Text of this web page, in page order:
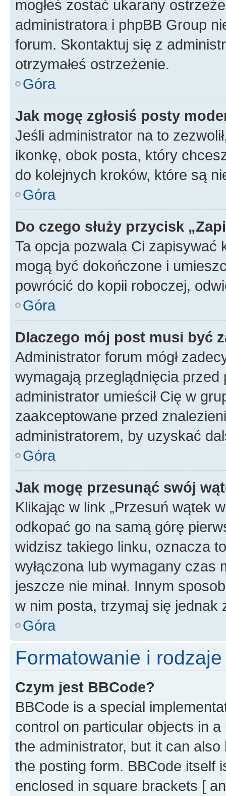
mogłeś zostać ukarany
administratora i phpBB Group
forum. Skontaktuj się z
otrzymałeś ostrzeżenie.
Góra
Jak mogę zgłosiś posty
Jeśli administrator na to
ikonkę, obok posta, który
do kolejnych kroków, które są
Góra
Do czego służy przycisk
Ta opcja pozwala Ci zapisywać
mogą być dokończone i
powrócić do kopii roboczej,
Góra
Dlaczego mój post musi być
Administrator forum mógł
wymagają przeglądnięcia
administrator umieścił Cię w
zaakceptowane przed
administratorem, by uzyskać
Góra
Jak mogę przesunąć swój
Klikając w link „Przesuń wątek
odkopać go na samą górę
widzisz takiego linku, oznacza
wyłączona lub wymagany czas
jeszcze nie minał. Innym
w nim posta, trzymaj się jednak
Góra
Formatowanie i
Czym jest BBCode?
BBCode is a special
control on particular objects in
the administrator, but it can
the posting form. BBCode itself
enclosed in square brackets [